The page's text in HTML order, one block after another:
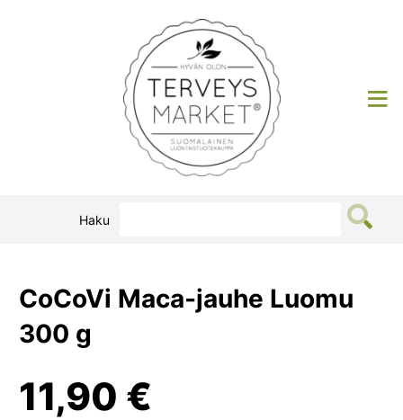
Terveysmarket
Haku
CoCoVi Maca-jauhe Luomu
300 g
11,90 €